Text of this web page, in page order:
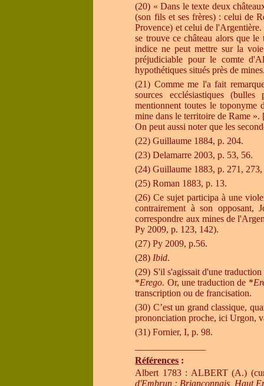
(20) « Dans le texte deux
(son fils et ses frères) : celui de
Provence) et celui de
se trouve ce château alors que
indice ne peut mettre sur la
préjudiciable pour le comte
hypothétiques situés près de
(21) Comme me l'a fait
sources ecclésiastiques
mentionnent toutes le toponyme
mine dans le territoire de Rame ».
On peut aussi noter que les
(22) Guillaume 1884, p. 204.
(23) Delamarre 2003, p. 53, 56.
(24) Guillaume 1883, p. 271,
(25) Roman 1883, p. 13.
(26) Ce sujet participa à une
contrairement à son opposant,
correspondre aux mines de
Py 2009, p. 123, 142).
(27) Py 2009, p.56.
(28) Ibid.
(29) S'il s'agissait d'une
*Erego. Or, une traduction de *
transcription ou de francisation.
(30) C’est un grand classique,
prononciation proche, ici Urgon,
(31) Fornier, I, p. 98.
Références :
Albert 1783 : ALBERT (A.)
d'Embrun : Briançonnais, Haut